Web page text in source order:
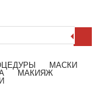
МАСКИ
МАКИЯЖ